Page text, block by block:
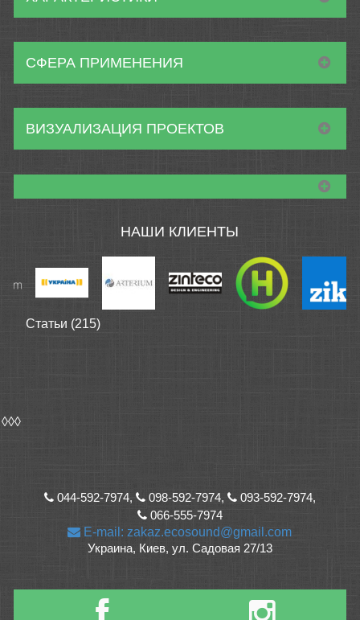
СФЕРА ПРИМЕНЕНИЯ
ВИЗУАЛИЗАЦИЯ ПРОЕКТОВ
НАШИ КЛИЕНТЫ
Статьи (215)
◊◊◊
044-592-7974, 098-592-7974,
093-592-7974,
066-555-7974
E-mail: zakaz.ecosound@gmail.com
Украина, Киев, ул. Садовая 27/13